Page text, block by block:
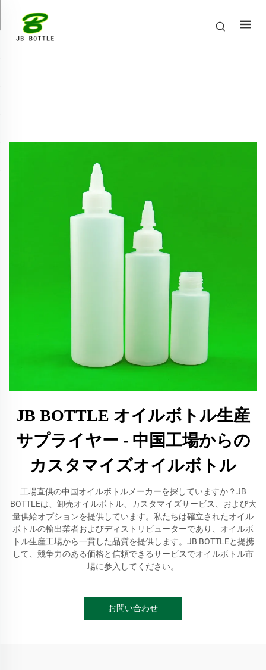
JB BOTTLE オイルボトル生産
サプライヤー - 中国工場からの
カスタマイズオイルボトル
工場直供の中国オイルボトルメーカーを探していますか？JB
BOTTLEは、卸売オイルボトル、カスタマイズサービス、および大
量供給オプションを提供しています。私たちは確立されたオイル
ボトルの輸出業者およびディストリビューターであり、オイルボ
トル生産工場から一貫した品質を提供します。JB BOTTLEと提携
して、競争力のある価格と信頼できるサービスでオイルボトル市
場に参入してください。
お問い合わせ